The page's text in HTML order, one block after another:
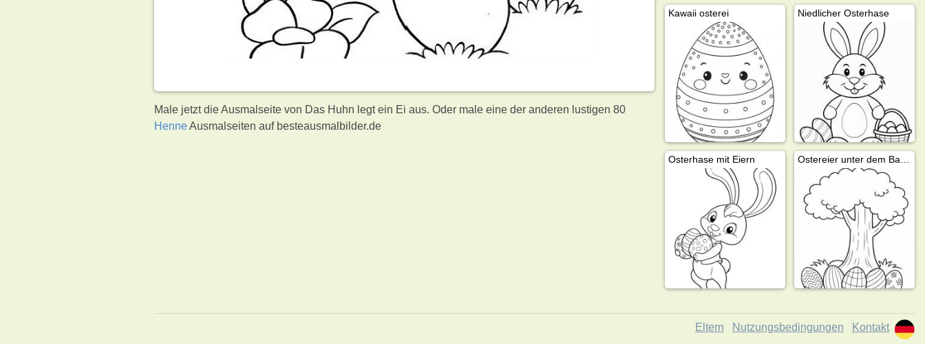
Male jetzt die Ausmalseite von Das Huhn legt ein Ei aus. Oder male eine der anderen lustigen 80
HenneAusmalseiten auf besteausmalbilder.de
Kawaii osterei Niedlicher Osterhase
Osterhase mit Eiern
Eltern Nutzungsbedingungen Kontakt